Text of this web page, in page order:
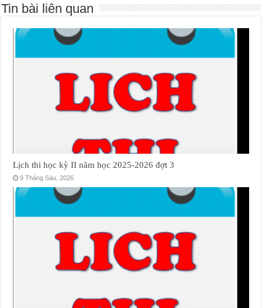
Tin bài liên quan
Lịch thi học kỳ II năm học 2025-2026 đợt 3
9 Tháng Sáu, 2026